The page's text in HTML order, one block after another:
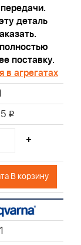
деталь
поставку.
в агрегатах
i
+
В корзину